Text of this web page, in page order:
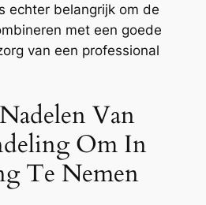
echter belangrijk om de
met een goede
van een professional
Van
Om In
Te Nemen